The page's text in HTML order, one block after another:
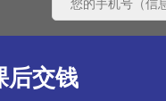
后交钱